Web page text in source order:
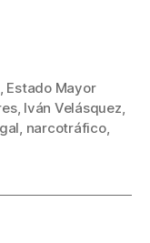
, Estado Mayor
, Iván Velásquez,
, narcotráfico,